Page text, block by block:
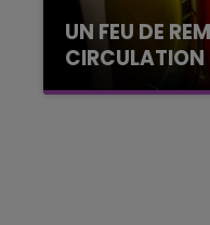
UN FEU DE
CIRCULATION
Un feu de